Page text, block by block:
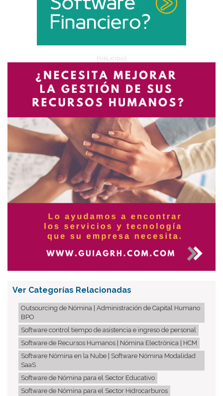
PUBLICIDAD
Ver Categorías Relacionadas
Outsourcing de Nómina | Administración de Capital Humano
BPO
Software control tiempo de asistencia e ingreso de personal
Software de Recursos Humanos | Nómina Electrónica | HCM
Software Nómina en la Nube | Software Nómina Modalidad
SaaS
Software de Nómina para el Sector Educativo
Software de Nómina para el Sector Hidrocarburos